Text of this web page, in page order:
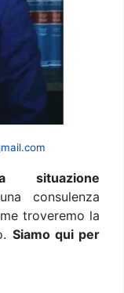
consulenza
troveremo la
Siamo qui per